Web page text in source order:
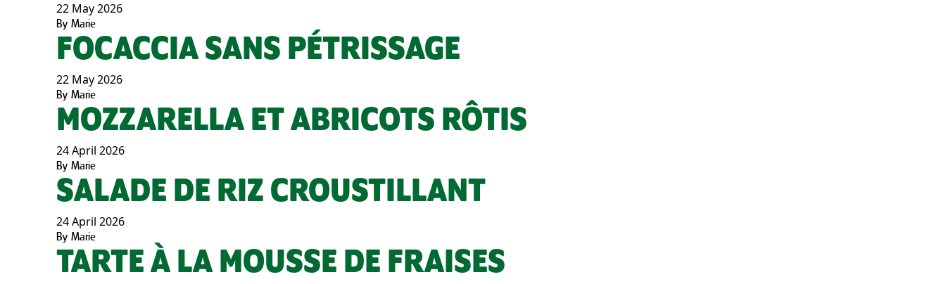
22 May 2026
By Marie
FOCACCIA SANS PÉTRISSAGE
22 May 2026
By Marie
MOZZARELLA ET ABRICOTS RÔTIS
24 April 2026
By Marie
SALADE DE RIZ CROUSTILLANT
24 April 2026
By Marie
TARTE À LA MOUSSE DE FRAISES